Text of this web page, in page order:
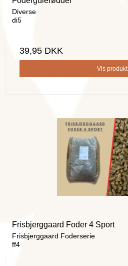
Diverse
di5
39,95 DKK
Vis produkt
Frisbjerggaard Foder 4 Sport
Frisbjerggaard Foderserie
ff4